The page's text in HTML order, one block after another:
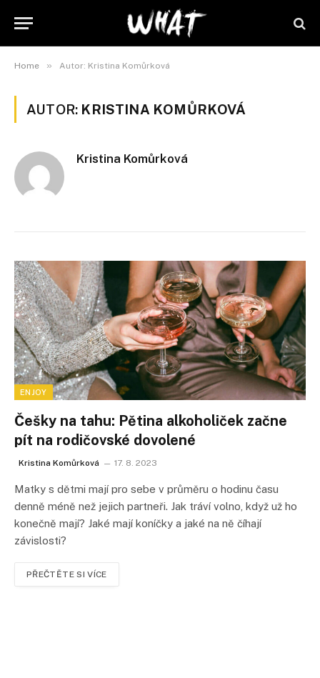
Home » Autor: Kristina Komůrková
AUTOR: KRISTINA KOMŮRKOVÁ
Kristina Komůrková
ENJOY
Češky na tahu: Pětina alkoholiček začne
pít na rodičovské dovolené
Kristina Komůrková 17. 8. 2023
Matky s dětmi mají pro sebe v průměru o hodinu času
denně méně než jejich partneři. Jak tráví volno, když už ho
konečně mají? Jaké mají koníčky a jaké na ně číhají
závislosti?
PŘEČTĚTE SI VÍCE